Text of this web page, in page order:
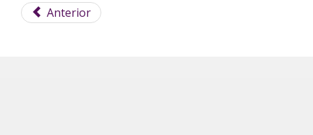
Anterior